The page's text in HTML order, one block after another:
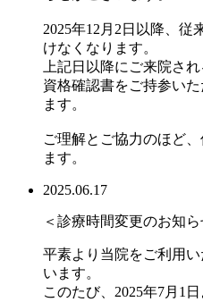
2025年12月2日以降、従
けなくなります。
上記日以降にご来院さ
資格確認書をご持参い
ます。
ご理解とご協力のほど
ます。
2025.06.17
＜診療時間変更のお知ら
平素より当院をご利用
います。
このたび、2025年7月1